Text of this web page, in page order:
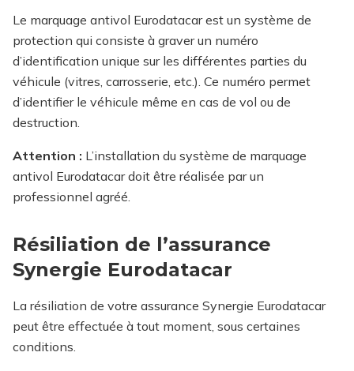
Le marquage antivol Eurodatacar est un système de
protection qui consiste à graver un numéro
d’identification unique sur les différentes parties du
véhicule (vitres, carrosserie, etc.). Ce numéro permet
d’identifier le véhicule même en cas de vol ou de
destruction.
Attention : L’installation du système de marquage
antivol Eurodatacar doit être réalisée par un
professionnel agréé.
Résiliation de l’assurance
Synergie Eurodatacar
La résiliation de votre assurance Synergie Eurodatacar
peut être effectuée à tout moment, sous certaines
conditions.